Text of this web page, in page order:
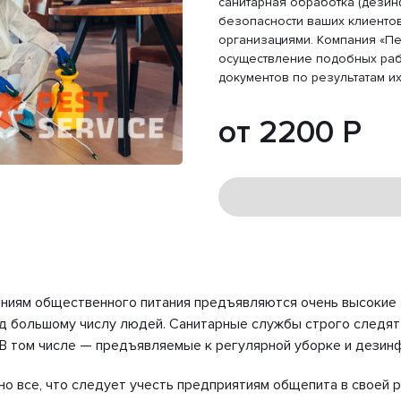
безопасности ваших
организациями. Компания
осуществление подобных
документов по результатам
от 2200 Р
общественного питания предъявляются очень
большому числу людей. Санитарные службы строго
том числе — предъявляемые к регулярной уборке и
все, что следует учесть предприятиям общепита в своей